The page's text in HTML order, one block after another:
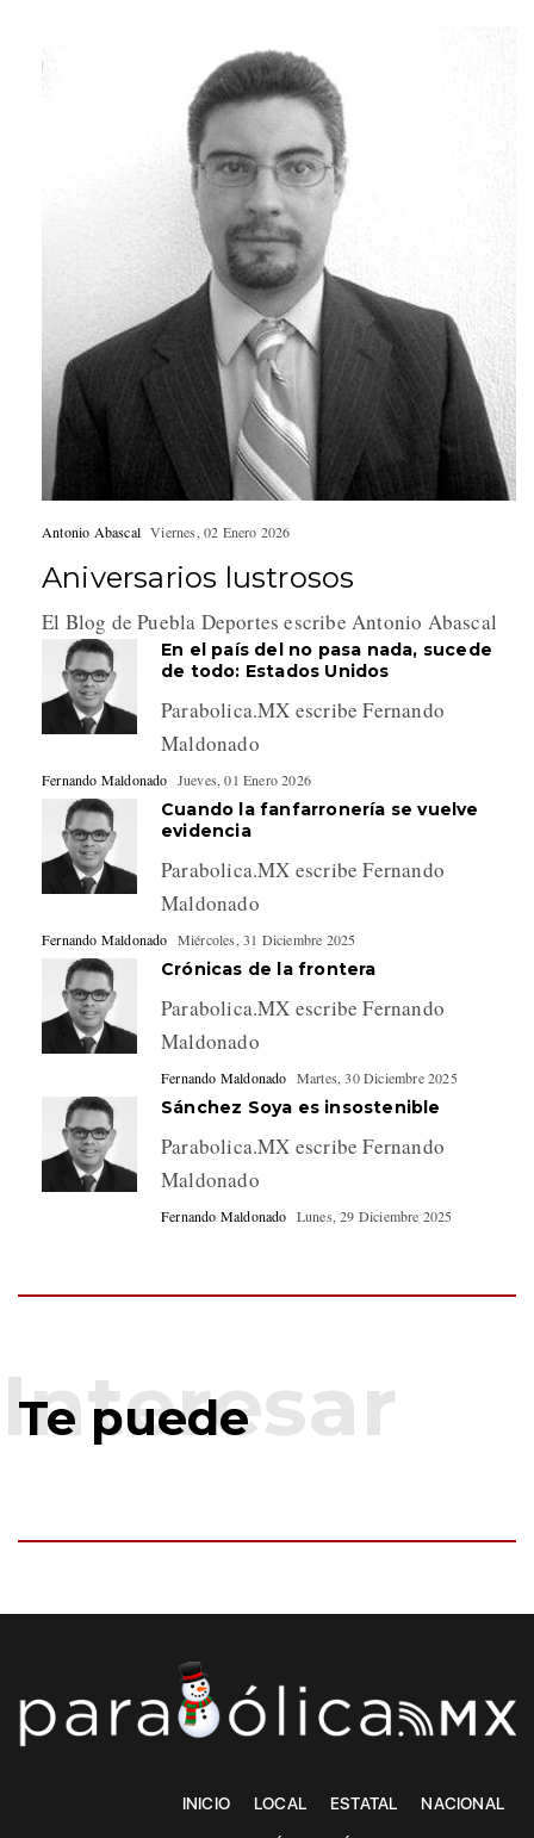
Antonio Abascal Viernes, 02 Enero 2026
Aniversarios lustrosos
El Blog de Puebla Deportes escribe Antonio Abascal
En el país del no pasa nada, sucede
de todo: Estados Unidos
Parabolica.MX escribe Fernando
Maldonado
Fernando Maldonado Jueves, 01 Enero 2026
Cuando la fanfarronería se vuelve
evidencia
Parabolica.MX escribe Fernando
Maldonado
Fernando Maldonado Miércoles, 31 Diciembre 2025
Crónicas de la frontera
Parabolica.MX escribe Fernando
Maldonado
Fernando Maldonado Martes, 30 Diciembre 2025
Sánchez Soya es insostenible
Parabolica.MX escribe Fernando
Maldonado
Fernando Maldonado Lunes, 29 Diciembre 2025
Te puede
INICIO LOCAL ESTATAL NACIONAL